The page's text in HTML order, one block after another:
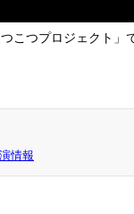
こつプロジェクト」
情報